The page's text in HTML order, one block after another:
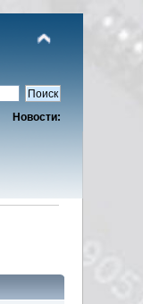
Новости: